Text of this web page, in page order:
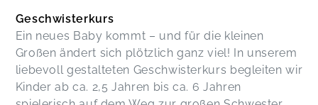
Geschwisterkurs
Ein neues Baby kommt – und für die kleinen
Großen ändert sich plötzlich ganz viel! In unserem
liebevoll gestalteten Geschwisterkurs begleiten wir
Kinder ab ca. 2,5 Jahren bis ca. 6 Jahren